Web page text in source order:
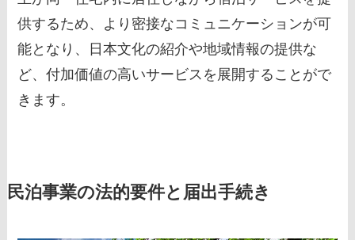
供するため、より密接なコミュニケーションが可
能となり、日本文化の紹介や地域情報の提供な
ど、付加価値の高いサービスを展開することがで
きます。
民泊事業の法的要件と届出手続き